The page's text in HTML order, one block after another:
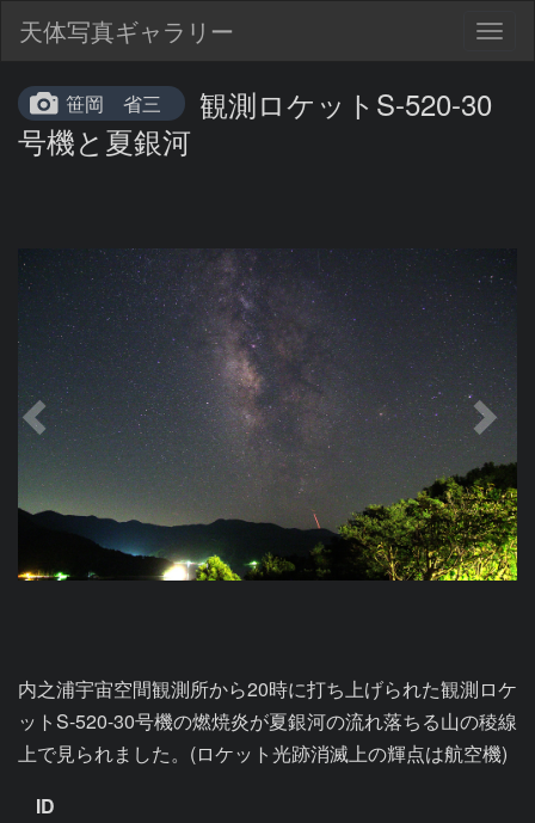
天体写真ギャラリー
笹岡 省三
観測ロケットS-520-30
号機と夏銀河
内之浦宇宙空間観測所から20時に打ち上げられた観測ロケ
ットS-520-30号機の燃焼炎が夏銀河の流れ落ちる山の稜線
上で見られました。(ロケット光跡消滅上の輝点は航空機)
ID